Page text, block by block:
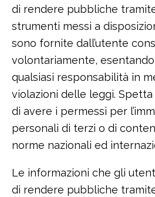
di rendere pubbliche
strumenti messi a
sono fornite dall’utente
volontariamente,
qualsiasi responsabilità in
violazioni delle leggi. Spetta
di avere i permessi per
personali di terzi o di
norme nazionali ed
Le informazioni che gli
di rendere pubbliche